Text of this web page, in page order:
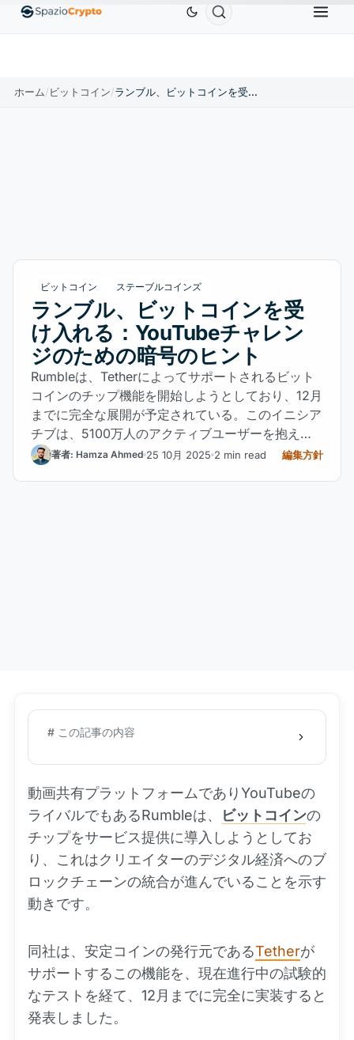
EthereumETH$1,880.58 TetherUSDT$0.9991 BNBBNB
ホーム/ビットコイン/ ランブル、ビットコインを受け入れる：YouTubeチャレンジのための暗号のヒント
ビットコイン ステーブルコインズ
ランブル、ビットコインを受
け入れる：YouTubeチャレン
ジのための暗号のヒント
Rumbleは、Tetherによってサポートされるビット
コインのチップ機能を開始しようとしており、12月
までに完全な展開が予定されている。このイニシア
チブは、5100万人のアクティブユーザーを抱える
プラットフォームにとって、ブロックチェーンを利
著者: Hamza Ahmed 25 10月 2025 2 min read 編集方針
# この記事の内容
動画共有プラットフォームでありYouTubeの
ライバルでもあるRumbleは、
ビットコインの
チップをサービス提供に導入しようとしてお
り、これはクリエイターのデジタル経済へのブ
ロックチェーンの統合が進んでいることを示す
動きです。
同社は、安定コインの発行元であるTetherが
サポートするこの機能を、現在進行中の試験的
なテストを経て、12月までに完全に実装すると
発表しました。